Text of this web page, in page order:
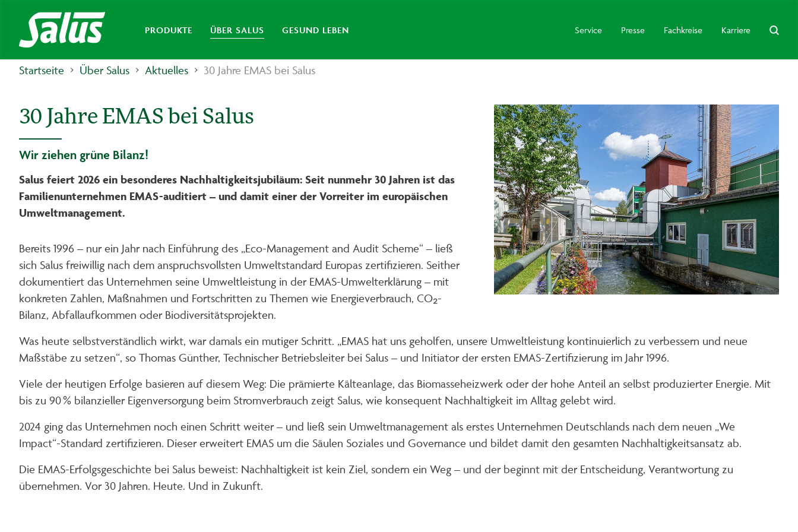
PRODUKTE ÜBER SALUS GESUND LEBEN Service Presse Fachkreise Karriere
Startseite Über Salus Aktuelles 30 Jahre EMAS bei Salus
30 Jahre EMAS bei Salus
Wir ziehen grüne Bilanz!
Salus feiert 2026 ein besonderes Nachhaltigkeitsjubiläum: Seit nunmehr 30 Jahren ist das
Familienunternehmen EMAS-auditiert – und damit einer der Vorreiter im europäischen
Umweltmanagement.
Bereits 1996 – nur ein Jahr nach Einführung des „Eco-Management and Audit Scheme“ – ließ
sich Salus freiwillig nach dem anspruchsvollsten Umweltstandard Europas zertifizieren. Seither
dokumentiert das Unternehmen seine Umweltleistung in der EMAS-Umwelterklärung – mit
konkreten Zahlen, Maßnahmen und Fortschritten zu Themen wie Energieverbrauch, CO₂-
Bilanz, Abfallaufkommen oder Biodiversitätsprojekten.
Was heute selbstverständlich wirkt, war damals ein mutiger Schritt. „EMAS hat uns geholfen, unsere Umweltleistung kontinuierlich zu verbessern und neue
Maßstäbe zu setzen“, so Thomas Günther, Technischer Betriebsleiter bei Salus – und Initiator der ersten EMAS-Zertifizierung im Jahr 1996.
Viele der heutigen Erfolge basieren auf diesem Weg: Die prämierte Kälteanlage, das Biomasseheizwerk oder der hohe Anteil an selbst produzierter Energie. Mit
bis zu 90 % bilanzieller Eigenversorgung beim Stromverbrauch zeigt Salus, wie konsequent Nachhaltigkeit im Alltag gelebt wird.
2024 ging das Unternehmen noch einen Schritt weiter – und ließ sein Umweltmanagement als erstes Unternehmen Deutschlands nach dem neuen „We
Impact“-Standard zertifizieren. Dieser erweitert EMAS um die Säulen Soziales und Governance und bildet damit den gesamten Nachhaltigkeitsansatz ab.
Die EMAS-Erfolgsgeschichte bei Salus beweist: Nachhaltigkeit ist kein Ziel, sondern ein Weg – und der beginnt mit der Entscheidung, Verantwortung zu
übernehmen. Vor 30 Jahren. Heute. Und in Zukunft.